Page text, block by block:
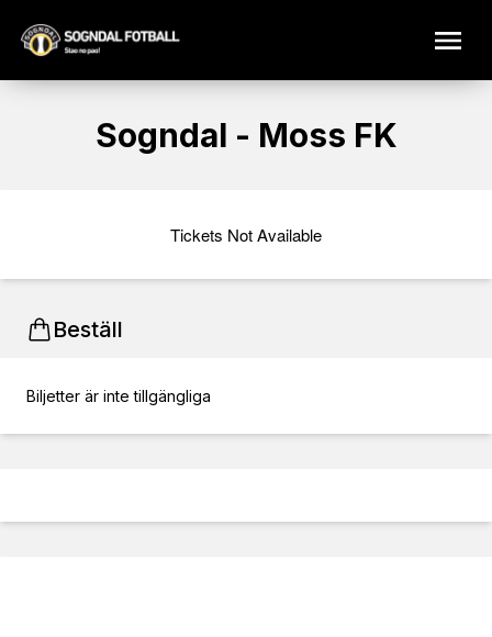
Sogndal - Moss FK
Tickets Not Available
Beställ
Biljetter är inte tillgängliga